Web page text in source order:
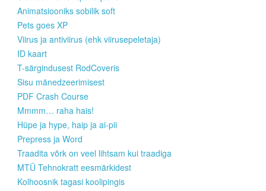
Animatsiooniks sobilik soft
Pets goes XP
Viirus ja antiviirus (ehk viirusepeletaja)
ID kaart
T-särgindusest RodCoveris
Sisu mänedzeerimisest
PDF Crash Course
Mmmm… raha hais!
Hüpe ja hype, haip ja ai-pii
Prepress ja Word
Traadita võrk on veel lihtsam kui traadiga
MTÜ Tehnokratt eesmärkidest
Kolhoosnik tagasi koolipingis